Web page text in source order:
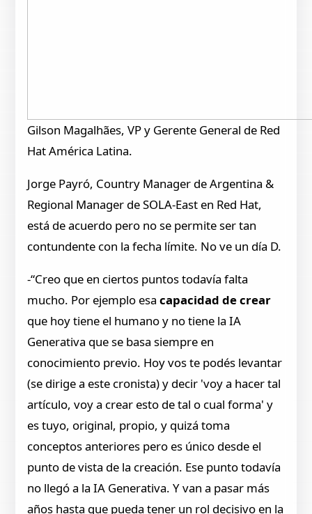
Gilson Magalhães, VP y Gerente General de Red
Hat América Latina.
Jorge Payró, Country Manager de Argentina &
Regional Manager de SOLA-East en Red Hat,
está de acuerdo pero no se permite ser tan
contundente con la fecha límite. No ve un día D.
-“Creo que en ciertos puntos todavía falta
mucho. Por ejemplo esacapacidad de crear
que hoy tiene el humano y no tiene la IA
Generativa que se basa siempre en
conocimiento previo. Hoy vos te podés levantar
(se dirige a este cronista) y decir 'voy a hacer tal
artículo, voy a crear esto de tal o cual forma' y
es tuyo, original, propio, y quizá toma
conceptos anteriores pero es único desde el
punto de vista de la creación. Ese punto todavía
no llegó a la IA Generativa. Y van a pasar más
años hasta que pueda tener un rol decisivo en la